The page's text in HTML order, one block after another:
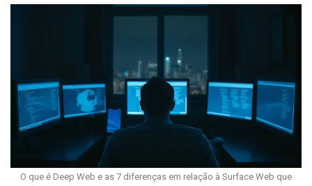
O que é Deep Web e as 7 diferenças em relação à Surface Web que